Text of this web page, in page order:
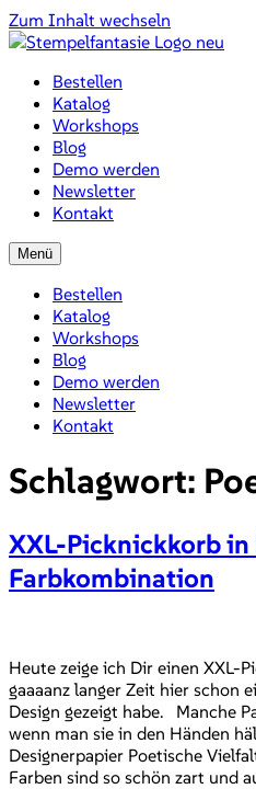
Zum Inhalt wechseln
Bestellen
Katalog
Workshops
Blog
Demo werden
Newsletter
Kontakt
Menü
Bestellen
Katalog
Workshops
Blog
Demo werden
Newsletter
Kontakt
Schlagwort:
XXL-Picknickkorb
Farbkombination
Heute zeige ich Dir einen XXL-
gaaaanz langer Zeit hier schon
Design gezeigt habe. Manche
wenn man sie in den Händen
Designerpapier Poetische
Farben sind so schön zart und